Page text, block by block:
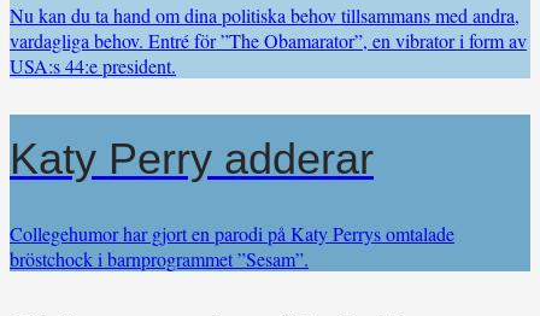
Nu kan du ta hand om dina politiska behov tillsammans med andra,
vardagliga behov. Entré för ”The Obamarator”, en vibrator i form av
USA:s 44:e president.
Katy Perry adderar
Collegehumor har gjort en parodi på Katy Perrys omtalade
bröstchock i barnprogrammet ”Sesam”.